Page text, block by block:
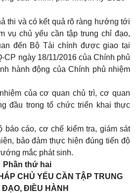
thi và có kết quả rõ ràng hướng tới
vụ chủ yếu cần tập trung chỉ đạo,
đến Bộ Tài chính được giao tại
CP ngày 18/11/2016 của Chính phủ
hành động của Chính phủ nhiệm
của cơ quan chủ trì, cơ quan
đầu trong tổ chức triển khai thực
báo cáo, cơ chế kiểm tra, giám sát
bảo đảm thực hiện đúng tiến độ
mắc phát sinh.
Phần thứ hai
CHỦ YẾU CẦN TẬP TRUNG
ĐẠO, ĐIỀU HÀNH